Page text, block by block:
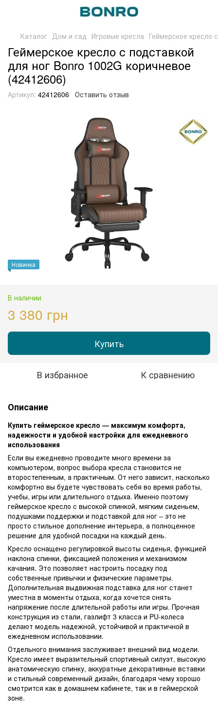
Каталог Дом и сад Игровые кресла Геймерское кресло
Геймерское кресло с подставкой
для ног Bonro 1002G коричневое
(42412606)
Артикул: 42412606 Оставить отзыв
Новинка
В наличии
3 380 грн
Купить
В избранное К сравнению
Описание
Купить геймерское кресло — максимум комфорта,
надежности и удобной настройки для ежедневного
использования
Если вы ежедневно проводите много времени за
компьютером, вопрос выбора кресла становится не
второстепенным, а практичным. От него зависит, насколько
комфортно вы будете чувствовать себя во время работы,
учебы, игры или длительного отдыха. Именно поэтому
геймерское кресло с высокой спинкой, мягким сиденьем,
подушками поддержки и подставкой для ног – это не
просто стильное дополнение интерьера, а полноценное
решение для удобной посадки на каждый день.
Кресло оснащено регулировкой высоты сиденья, функцией
наклона спинки, фиксацией положения и механизмом
качания. Это позволяет настроить посадку под
собственные привычки и физические параметры.
Дополнительная выдвижная подставка для ног станет
уместна в моменты отдыха, когда хочется снять
напряжение после длительной работы или игры. Прочная
конструкция из стали, газлифт 3 класса и PU-колеса
делают модель надежной, устойчивой и практичной в
ежедневном использовании.
Отдельного внимания заслуживает внешний вид модели.
Кресло имеет выразительный спортивный силуэт, высокую
анатомическую спинку, аккуратные декоративные вставки
и стильный современный дизайн, благодаря чему хорошо
смотрится как в домашнем кабинете, так и в геймерской
зоне.